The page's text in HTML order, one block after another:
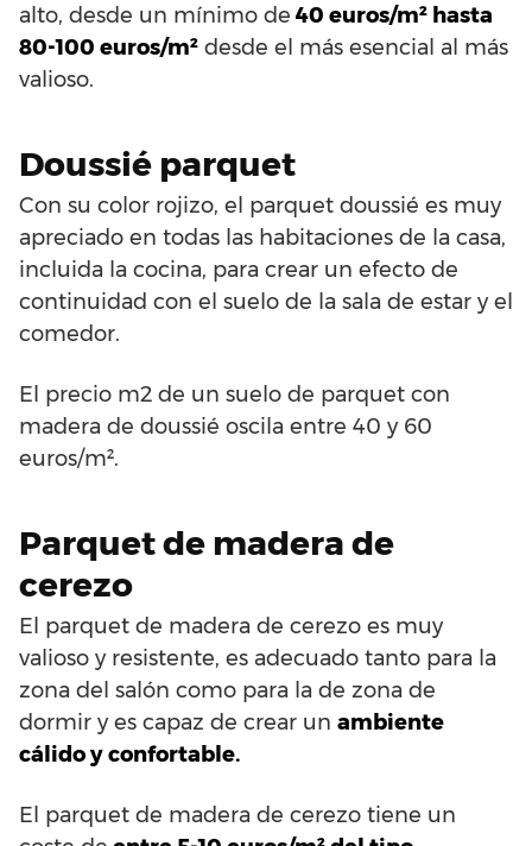
alto, desde un mínimo de 40 euros/m² hasta
80-100 euros/m² desde el más esencial al más
valioso.
Doussié parquet
Con su color rojizo, el parquet doussié es muy
apreciado en todas las habitaciones de la casa,
incluida la cocina, para crear un efecto de
continuidad con el suelo de la sala de estar y el
comedor.
El precio m2 de un suelo de parquet con
madera de doussié oscila entre 40 y 60
euros/m².
Parquet de madera de
cerezo
El parquet de madera de cerezo es muy
valioso y resistente, es adecuado tanto para la
zona del salón como para la de zona de
dormir y es capaz de crear un ambiente
cálido y confortable.
El parquet de madera de cerezo tiene un